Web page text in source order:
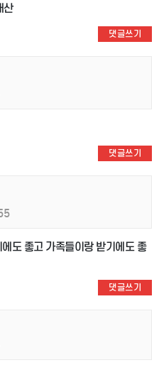
산
댓글쓰기
댓글쓰기
도 좋고 가족들이랑 받기에도 좋
댓글쓰기